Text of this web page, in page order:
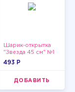
Шарик-открытка
"Звезда 45 см" №1
493 P
ДОБАВИТЬ